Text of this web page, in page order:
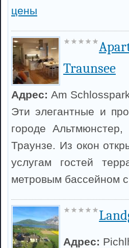
цены
Traunsee
Адрес: Am
Эти элегантные и
городе
Траунзе. Из окон
услугам гостей
метровым бассейном
Адрес: